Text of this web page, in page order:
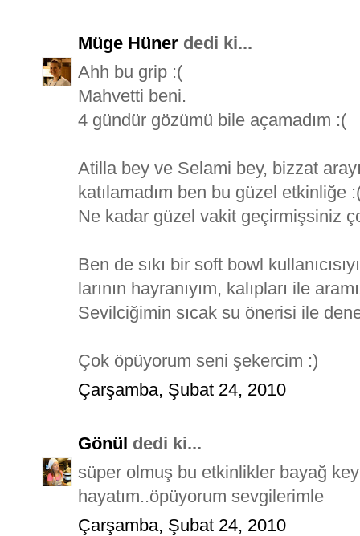
Müge Hüner dedi ki...
Ahh bu grip :(
Mahvetti beni.
4 gündür gözümü bile açamadım :(
Atilla bey ve Selami bey, bizzat
katılamadım ben bu güzel etkinliğe
Ne kadar güzel vakit geçirmişsiniz
Ben de sıkı bir soft bowl
larının hayranıyım, kalıpları ile
Sevilciğimin sıcak su önerisi ile
Çok öpüyorum seni şekercim :)
Çarşamba, Şubat 24, 2010
Gönül dedi ki...
süper olmuş bu etkinlikler bayağ
hayatım..öpüyorum sevgilerimle
Çarşamba, Şubat 24, 2010